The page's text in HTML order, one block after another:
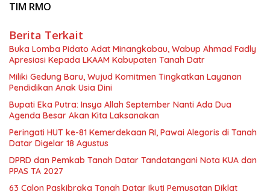
TIM RMO
Berita Terkait
Buka Lomba Pidato Adat Minangkabau, Wabup Ahmad Fadly
Apresiasi Kepada LKAAM Kabupaten Tanah Datr
Miliki Gedung Baru, Wujud Komitmen Tingkatkan Layanan
Pendidikan Anak Usia Dini
Bupati Eka Putra: Insya Allah September Nanti Ada Dua
Agenda Besar Akan Kita Laksanakan
Peringati HUT ke-81 Kemerdekaan RI, Pawai Alegoris di Tanah
Datar Digelar 18 Agustus
DPRD dan Pemkab Tanah Datar Tandatangani Nota KUA dan
PPAS TA 2027
63 Calon Paskibraka Tanah Datar Ikuti Pemusatan Diklat